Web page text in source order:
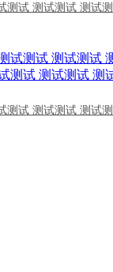
测试 测试测试 测试
测试 测试测试 测试